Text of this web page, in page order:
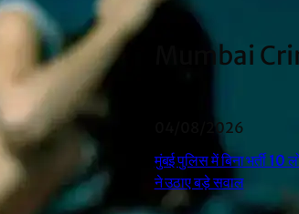
Mumbai
04/08/2026
मुंबई पुलिस में बिना भर्ती
ने उठाए बड़े सवाल